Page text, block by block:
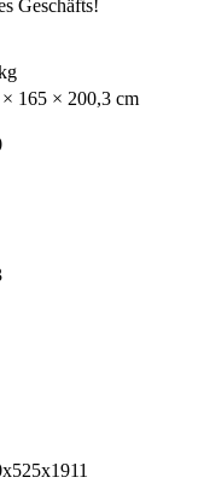
Geschäfts!
165 × 200,3 cm